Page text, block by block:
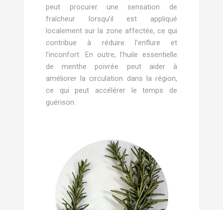
peut procurer une sensation de
fraîcheur lorsqu’il est appliqué
localement sur la zone affectée, ce qui
contribue à réduire l’enflure et
l’inconfort. En outre, l’huile essentielle
de menthe poivrée peut aider à
améliorer la circulation dans la région,
ce qui peut accélérer le temps de
guérison.